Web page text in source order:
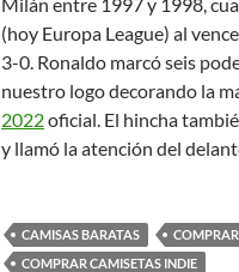
(hoy Europa League) al
3-0. Ronaldo marcó seis
nuestro logo decorando la
2022oficial. El hincha
y llamó la atención del
CAMISAS BARATAS
COMPRAR CAMISETAS INDIE